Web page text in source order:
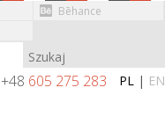
Bēhance
+48 605 275 283 PL | EN